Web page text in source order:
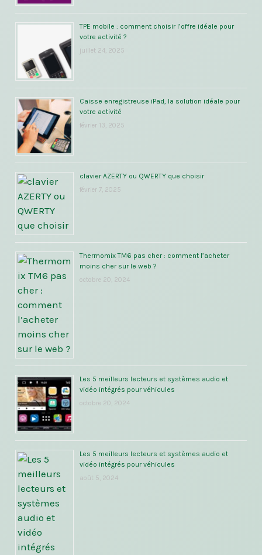
TPE mobile : comment choisir l’offre idéale pour
votre activité ?
juillet 24, 2025
Caisse enregistreuse iPad, la solution idéale pour
votre activité
février 13, 2025
clavier AZERTY ou QWERTY que choisir
février 7, 2025
Thermomix TM6 pas cher : comment l’acheter
moins cher sur le web ?
octobre 20, 2024
Les 5 meilleurs lecteurs et systèmes audio et
vidéo intégrés pour véhicules
octobre 20, 2024
Les 5 meilleurs lecteurs et systèmes audio et
vidéo intégrés pour véhicules
août 5, 2024